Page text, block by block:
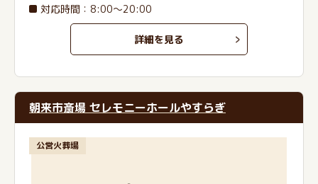
対応時間：8:00～20:00
詳細を見る
朝来市斎場 セレモニーホールやすらぎ
公営火葬場